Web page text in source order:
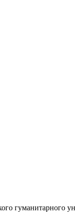
гуманитарного